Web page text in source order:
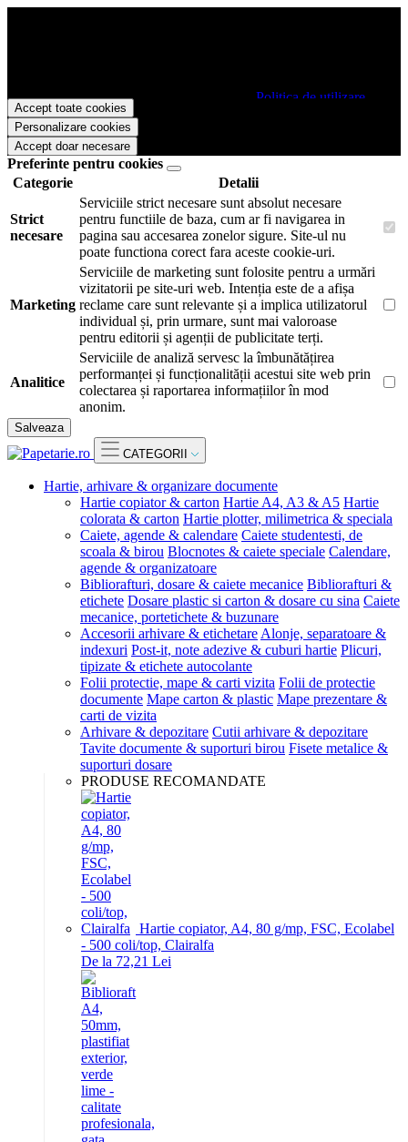
Papetarie.ro este necesar sa fiti de acord cu Politica de utilizare
cookie-uri.
Accept toate cookies
Personalizare cookies
Accept doar necesare
Preferinte pentru cookies
Categorie
Detalii
Strict
necesare
Serviciile strict necesare sunt absolut necesare
pentru functiile de baza, cum ar fi navigarea in
pagina sau accesarea zonelor sigure. Site-ul nu
poate functiona corect fara aceste cookie-uri.
Marketing
Serviciile de marketing sunt folosite pentru a urmări
vizitatorii pe site-uri web. Intenția este de a afișa
reclame care sunt relevante și a implica utilizatorul
individual și, prin urmare, sunt mai valoroase
pentru editorii și agenții de publicitate terți.
Analitice
Serviciile de analiză servesc la îmbunătățirea
performanței și funcționalității acestui site web prin
colectarea și raportarea informațiilor în mod
anonim.
Salveaza
CATEGORII
Hartie, arhivare & organizare documente
Hartie copiator & carton Hartie A4, A3 & A5 Hartie
colorata & carton Hartie plotter, milimetrica & speciala
Caiete, agende & calendare Caiete studentesti, de
scoala & birou Blocnotes & caiete speciale Calendare,
agende & organizatoare
Bibliorafturi, dosare & caiete mecanice Bibliorafturi &
etichete Dosare plastic si carton & dosare cu sina Caiete
mecanice, portetichete & buzunare
Accesorii arhivare & etichetare Alonje, separatoare &
indexuri Post-it, note adezive & cuburi hartie Plicuri,
tipizate & etichete autocolante
Folii protectie, mape & carti vizita Folii de protectie
documente Mape carton & plastic Mape prezentare &
carti de vizita
Arhivare & depozitare Cutii arhivare & depozitare
Tavite documente & suporturi birou Fisete metalice &
suporturi dosare
PRODUSE RECOMANDATE
Hartie copiator, A4, 80 g/mp, FSC, Ecolabel
- 500 coli/top, Clairalfa
De la 72,21 Lei